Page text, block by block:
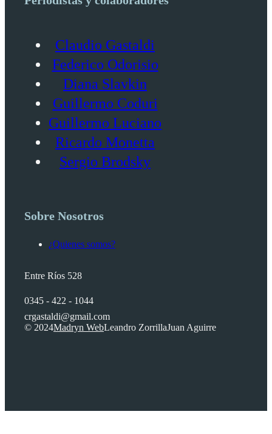
Claudio Gastaldi
Federico Odorisio
Diana Slavkin
Guillermo Coduri
Guillermo Luciano
Ricardo Monetta
Sergio Brodsky
Sobre Nosotros
¿Quienes somos?
Entre Ríos 528
0345 - 422 - 1044
crgastaldi@gmail.com
© 2024Madryn WebLeandro ZorrillaJuan Aguirre